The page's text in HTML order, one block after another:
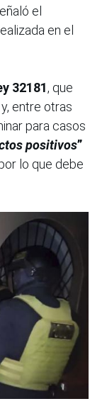
el
en el
32181, que
entre otras
para casos
positivos”
lo que debe